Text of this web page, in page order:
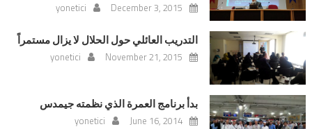
December 3, 2015
yonetici
التدريب العائلي حول الحلال لا يزال مستمراً
November 21, 2015
yonetici
بدأ برنامج العمرة الذي نظمته جيمدس
June 16, 2014
yonetici